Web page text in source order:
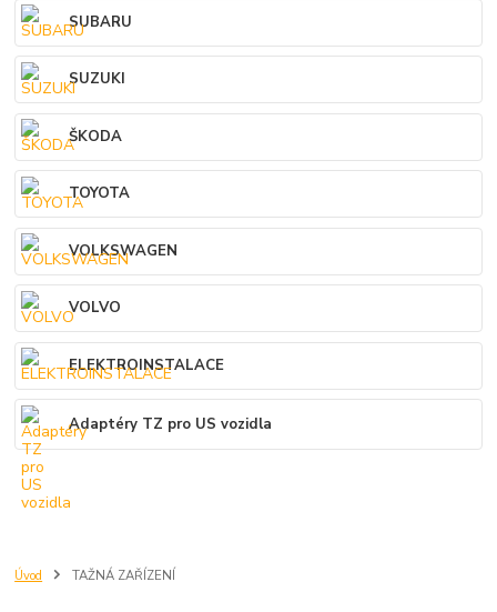
Úvod TAŽNÁ ZAŘÍZENÍ
SUBARU
SUZUKI
ŠKODA
TOYOTA
VOLKSWAGEN
VOLVO
ELEKTROINSTALACE
Adaptéry TZ pro US vozidla